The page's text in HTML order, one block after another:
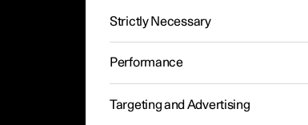
Strictly Necessary
Performance
Targeting and Advertising